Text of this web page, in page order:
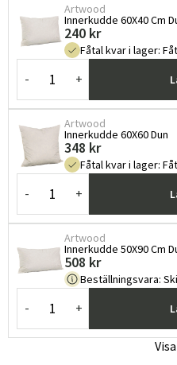
Artwood
Innerkudde 60X40 Cm
240 kr
Fåtal kvar i lager:
- +
Artwood
Innerkudde 60X60 Dun
348 kr
Fåtal kvar i lager:
- +
Artwood
Innerkudde 50X90 Cm
508 kr
Beställningsvara:
- +